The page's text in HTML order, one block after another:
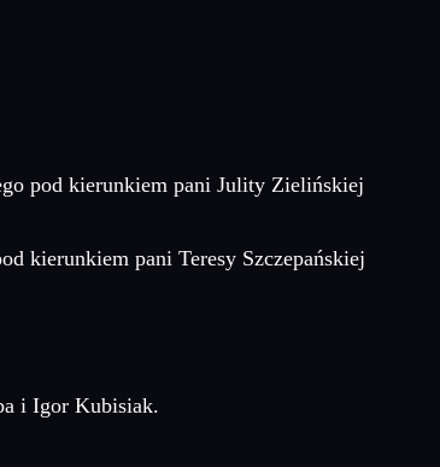
pod kierunkiem pani Julity Zielińskiej
kierunkiem pani Teresy Szczepańskiej
i Igor Kubisiak.